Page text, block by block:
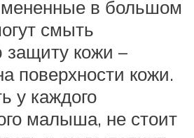
в большом
смыть
защиту кожи –
поверхности кожи.
у каждого
малыша, не стоит